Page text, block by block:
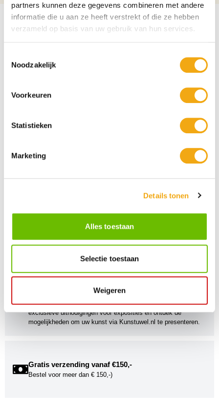
partners kunnen deze gegevens combineren met andere
informatie die u aan ze heeft verstrekt of die ze hebben
verzameld op basis van uw gebruik van hun services.
Noodzakelijk
Voorkeuren
Statistieken
Marketing
Details tonen
Alles toestaan
Selectie toestaan
Weigeren
Kunst voor iedereen
Stijlvolle kunstobjecten voor elke smaak, interieur en/of tuin.
Kunstuwel Community
Word onderdeel van de Kunstuwel Community. Ontvang
exclusieve uitnodigingen voor exposities én ontdek de
mogelijkheden om uw kunst via Kunstuwel.nl te presenteren.
Gratis verzending vanaf €150,-
Bestel voor meer dan € 150,-)